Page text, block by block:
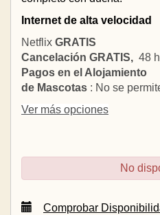
Internet de alta velocidad
Netflix GRATIS
Cancelación GRATIS, 48
Pagos en el Alojamiento
de Mascotas : No se
Ver más opciones
No
Comprobar